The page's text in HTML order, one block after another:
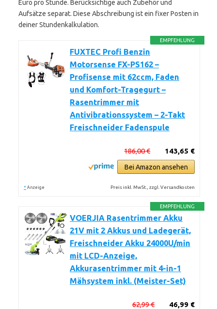
Euro pro Stunde. Berücksichtige auch Zubehör und
Aufsätze separat. Diese Abschreibung ist ein fixer Posten in
deiner Stundenkalkulation.
EMPFEHLUNG
FUXTEC Profi Benzin
Motorsense FX-PS162 –
Profisense mit 62ccm, Faden
und Komfort-Tragegurt –
Rasentrimmer mit
Antivibrationssystem – 2-Takt
Freischneider Fadenspule
143,65 €
186,00 €
Bei Amazon ansehen
* Anzeige Preis inkl. MwSt., zzgl. Versandkosten
EMPFEHLUNG
VOERJIA Rasentrimmer Akku
21V mit 2 Akkus und Ladegerät,
Freischneider Akku 24000U/min
mit LCD-Anzeige,
Akkurasentrimmer mit 4-in-1
Mähsystem inkl. (Meister-Set)
46,99 €
62,99 €